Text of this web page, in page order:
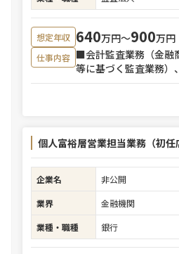
想定年収 640万円〜900万円
仕事内容 ■会計監査業務（金融
等に基づく監査業務）
個人富裕層営業担当業務（初任
企業名
非公開
業界
金融機関
業種・職種
銀行